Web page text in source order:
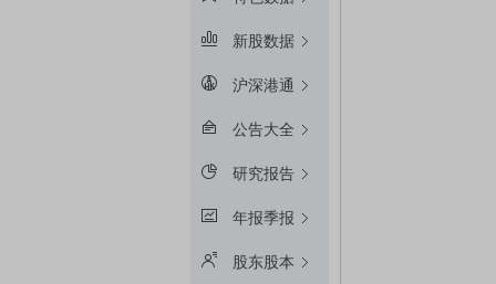
新股数据
沪深港通
公告大全
研究报告
年报季报
股东股本